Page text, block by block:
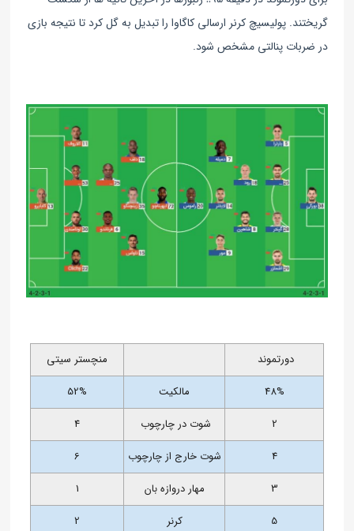
گریختند. پولیسیچ کرنر ارسالی کاگاوا را تبدیل به گل کرد تا نتیجه بازی
در ضربات پنالتی مشخص شود.
دورتموند
منچستر سیتی
48%
مالکیت
52%
2
شوت در چارچوب
4
4
شوت خارج از چارچوب
6
3
مهار دروازه بان
1
5
کرنر
2